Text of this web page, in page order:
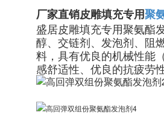
厂家直销皮雕填充专用聚
盛居皮雕填充专用聚氨酯
醇、交链剂、发泡剂、阻
料，具有优良的机械性能
感舒适性、优良的抗疲劳